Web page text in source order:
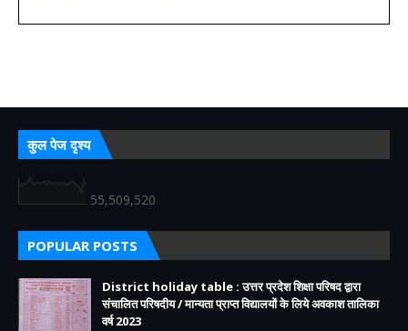
कुल पेज दृश्य
55,509,520
POPULAR POSTS
District holiday table : उत्तर प्रदेश शिक्षा परिषद द्वारा
संचालित परिषदीय / मान्यता प्राप्त विद्यालयों के लिये अवकाश तालिका
वर्ष 2023